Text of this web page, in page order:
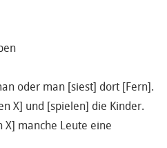
oder man [siest] dort [Fern].
X] und [spielen] die Kinder.
X] manche Leute eine